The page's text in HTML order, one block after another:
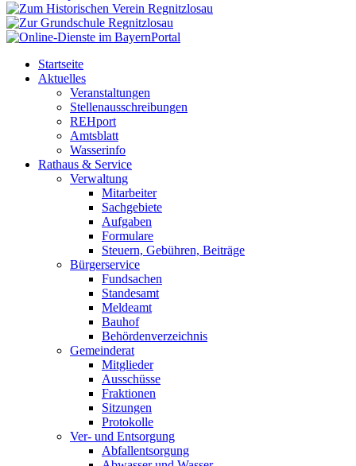
Startseite
Aktuelles
Veranstaltungen
Stellenausschreibungen
REHport
Amtsblatt
Wasserinfo
Rathaus & Service
Verwaltung
Mitarbeiter
Sachgebiete
Aufgaben
Formulare
Steuern, Gebühren, Beiträge
Bürgerservice
Fundsachen
Standesamt
Meldeamt
Bauhof
Behördenverzeichnis
Gemeinderat
Mitglieder
Ausschüsse
Fraktionen
Sitzungen
Protokolle
Ver- und Entsorgung
Abfallentsorgung